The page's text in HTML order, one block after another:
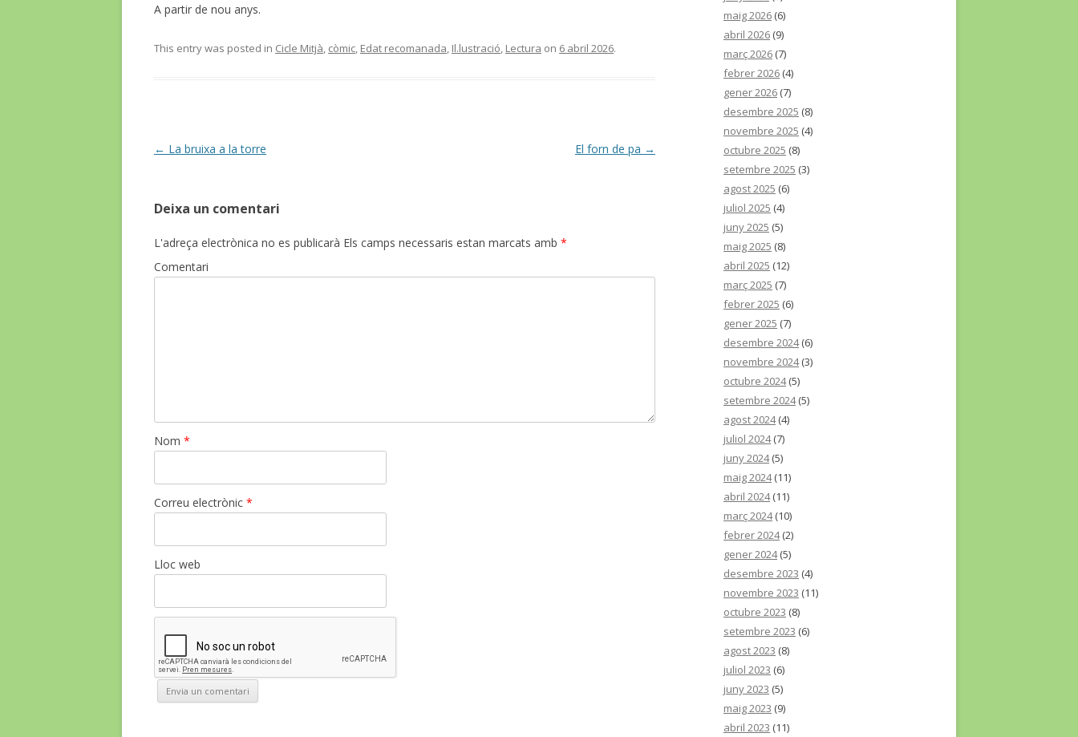
A partir de nou anys.
This entry was posted in Cicle Mitjà, còmic, Edat recomanada, Il.lustració, Lectura on 6 abril 2026.
Post
← La bruixa a la torre El forn de pa →
Deixa un comentari
L'adreça electrònica no es publicarà Els camps necessaris estan marcats amb *
Comentari
Nom *
Correu electrònic *
Lloc web
maig 2026 (6)
abril 2026 (9)
març 2026 (7)
febrer 2026 (4)
gener 2026 (7)
desembre 2025 (8)
novembre 2025 (4)
octubre 2025 (8)
setembre 2025 (3)
agost 2025 (6)
juliol 2025 (4)
juny 2025 (5)
maig 2025 (8)
abril 2025 (12)
març 2025 (7)
febrer 2025 (6)
gener 2025 (7)
desembre 2024(6)
novembre 2024(3)
octubre 2024(5)
setembre 2024(5)
agost 2024(4)
juliol 2024(7)
juny 2024(5)
maig 2024(11)
abril 2024(11)
març 2024(10)
febrer 2024(2)
gener 2024(5)
desembre 2023 (4)
novembre 2023 (11)
octubre 2023 (8)
setembre 2023 (6)
agost 2023 (8)
juliol 2023 (6)
juny 2023 (5)
maig 2023 (9)
abril 2023 (11)